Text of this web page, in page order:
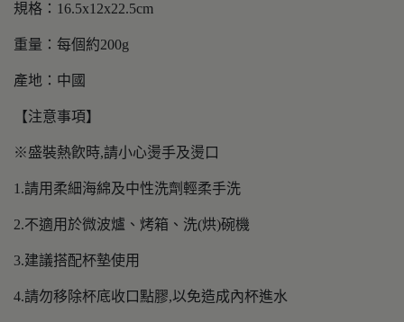
規格：16.5x12x22.5cm
重量：每個約200g
產地：中國
【注意事項】
※盛裝熱飮時,請小心燙手及燙口
1.請用柔細海綿及中性洗劑輕柔手洗
2.不適用於微波爐、烤箱、洗(烘)碗機
3.建議搭配杯墊使用
4.請勿移除杯底收口點膠,以免造成內杯進水